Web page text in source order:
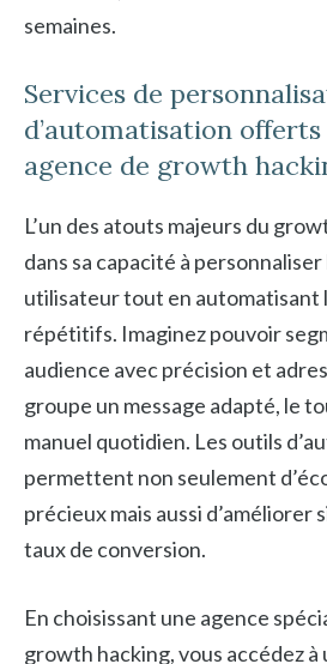
semaines.
Services de
d’automatisation
agence de growth
L’un des atouts majeurs du
dans sa capacité à personnaliser
utilisateur tout en automatisant
répétitifs. Imaginez pouvoir
audience avec précision et
groupe un message adapté, le
manuel quotidien. Les outils
permettent non seulement
précieux mais aussi
taux de conversion.
En choisissant une agence
growth hacking, vous accédez à